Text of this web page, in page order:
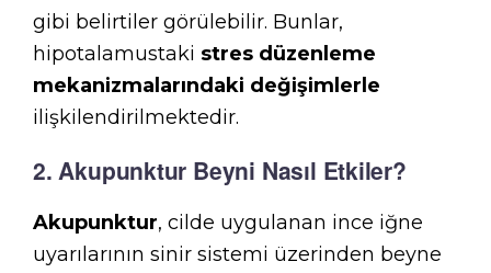
gibi belirtiler görülebilir. Bunlar,
hipotalamustaki stres düzenleme
mekanizmalarındaki değişimlerle
ilişkilendirilmektedir.
2. Akupunktur Beyni Nasıl Etkiler?
Akupunktur, cilde uygulanan ince iğne
uyarılarının sinir sistemi üzerinden beyne